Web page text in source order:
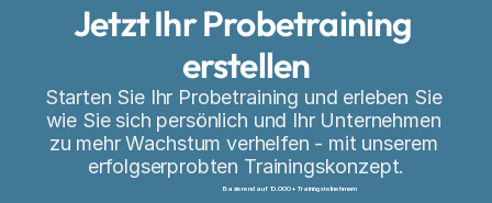
Jetzt Ihr Probetraining
erstellen
Starten Sie Ihr Probetraining und erleben Sie
wie Sie sich persönlich und Ihr Unternehmen
zu mehr Wachstum verhelfen - mit unserem
erfolgserprobten Trainingskonzept.
Basierend auf 10.000+ Trainingsteilnehmern